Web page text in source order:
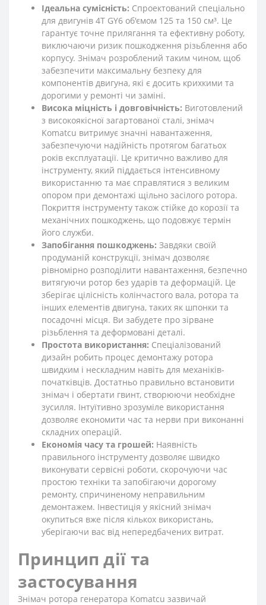
Ідеальна сумісність: Спроектований спеціально
для двигунів 4T GY6 об'ємом 125 та 150 см³. Це
гарантує точне прилягання та ефективну роботу,
виключаючи ризик пошкодження різьблення або
корпусу. Знімач розроблений таким чином, щоб
забезпечити максимальну безпеку для
компонентів двигуна, які є досить крихкими та
дорогими у ремонті чи заміні.
Висока міцність і довговічність: Виготовлений
з високоякісної загартованої сталі, знімач
Komatcu витримує значні навантаження,
забезпечуючи надійність протягом багатьох
років експлуатації. Це критично важливо для
інструменту, який піддається інтенсивному
використанню та має справлятися з великим
опором при демонтажі щільно засілого ротора.
Покриття інструменту також стійке до корозії та
механічних пошкоджень, що подовжує термін
його служби.
Запобігання пошкоджень: Завдяки своїй
продуманій конструкції, знімач дозволяє
рівномірно розподілити навантаження, безпечно
витягуючи ротор без ударів та деформацій. Це
зберігає цілісність колінчастого вала, ротора та
інших елементів двигуна, таких як шпонки та
посадочні місця. Ви забудете про зірване
різьблення та деформовані деталі.
Простота використання: Спеціалізований
дизайн робить процес демонтажу ротора
швидким і нескладним навіть для механіків-
початківців. Достатньо правильно встановити
знімач і обертати гвинт, створюючи необхідне
зусилля. Інтуїтивно зрозуміле використання
дозволяє економити час та нерви при виконанні
складних операцій.
Економія часу та грошей: Наявність
правильного інструменту дозволяє швидко
виконувати сервісні роботи, скорочуючи час
простою техніки та запобігаючи дорогому
ремонту, спричиненому неправильним
демонтажем. Інвестиція у якісний знімач
окупиться вже після кількох використань,
уберігаючи вас від непередбачених витрат.
Принцип дії та
застосування
Знімач ротора генератора Komatcu зазвичай